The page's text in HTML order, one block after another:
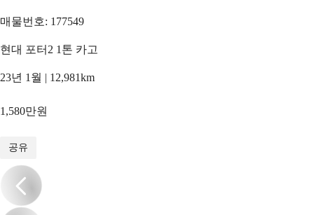
매물번호: 177549
현대 포터2 1톤 카고
23년 1월 | 12,981km
1,580만원
공유
/15